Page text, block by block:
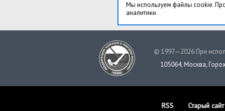
Мы используем файлы cookie.
аналитики.
© 1997—2026 При
105064, Москва,
RSS Старый сайт